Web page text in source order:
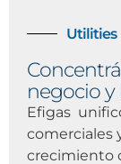
Utilities
negocio y
Efigas
comerciales
crecimiento